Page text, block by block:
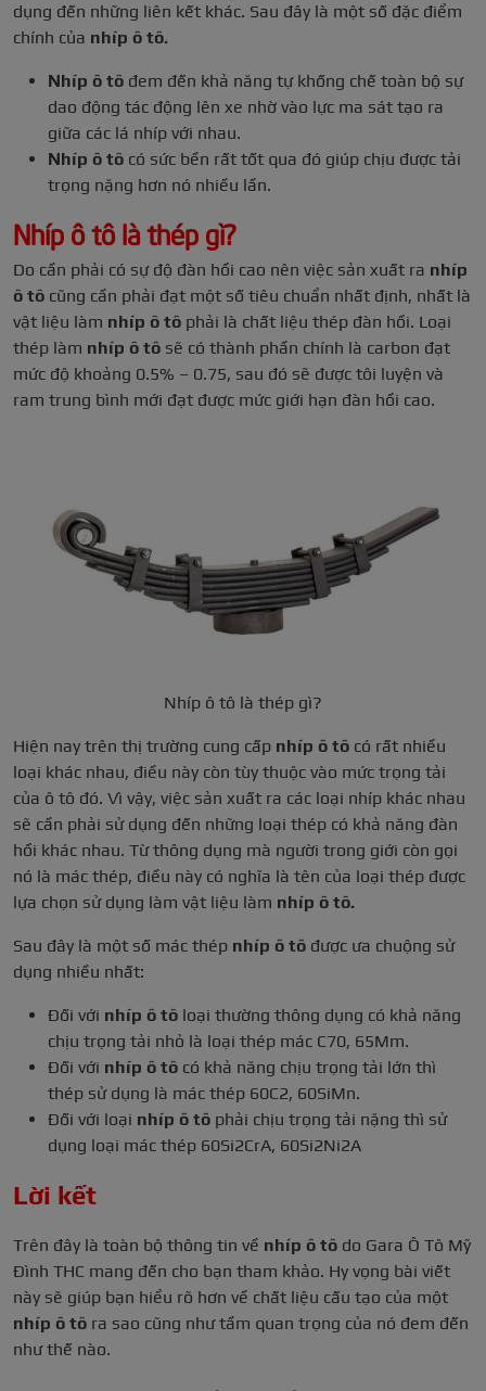
dụng đến những liên kết khác. Sau đây là một số đặc điểm
chính của nhíp ô tô.
Nhíp ô tô đem đến khả năng tự khống chế toàn bộ sự
dao động tác động lên xe nhờ vào lực ma sát tạo ra
giữa các lá nhíp với nhau.
Nhíp ô tô có sức bền rất tốt qua đó giúp chịu được tải
trọng nặng hơn nó nhiều lần.
Nhíp ô tô là thép gì?
Do cần phải có sự độ đàn hồi cao nên việc sản xuất ra nhíp
ô tô cũng cần phải đạt một số tiêu chuẩn nhất định, nhất là
vật liệu làm nhíp ô tô phải là chất liệu thép đàn hồi. Loại
thép làm nhíp ô tô sẽ có thành phần chính là carbon đạt
mức độ khoảng 0.5% – 0.75, sau đó sẽ được tôi luyện và
ram trung bình mới đạt được mức giới hạn đàn hồi cao.
Nhíp ô tô là thép gì?
Hiện nay trên thị trường cung cấp nhíp ô tô có rất nhiều
loại khác nhau, điều này còn tùy thuộc vào mức trọng tải
của ô tô đó. Vì vậy, việc sản xuất ra các loại nhíp khác nhau
sẽ cần phải sử dụng đến những loại thép có khả năng đàn
hồi khác nhau. Từ thông dụng mà người trong giới còn gọi
nó là mác thép, điều này có nghĩa là tên của loại thép được
lựa chọn sử dụng làm vật liệu làm nhíp ô tô.
Sau đây là một số mác thép nhíp ô tô được ưa chuộng sử
dụng nhiều nhất:
Đối với nhíp ô tô loại thường thông dụng có khả năng
chịu trọng tải nhỏ là loại thép mác C70, 65Mm.
Đối với nhíp ô tô có khả năng chịu trọng tải lớn thì
thép sử dụng là mác thép 60C2, 60SiMn.
Đối với loại nhíp ô tô phải chịu trọng tải nặng thì sử
dụng loại mác thép 60Si2CrA, 60Si2Ni2A
Lời kết
Trên đây là toàn bộ thông tin về nhíp ô tô do Gara Ô Tô Mỹ
Đình THC mang đến cho bạn tham khảo. Hy vọng bài viết
này sẽ giúp bạn hiểu rõ hơn về chất liệu cấu tạo của một
nhíp ô tô ra sao cũng như tầm quan trọng của nó đem đến
như thế nào.